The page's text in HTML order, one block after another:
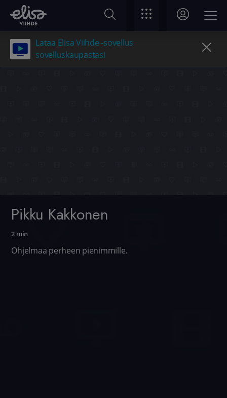
Lataa Elisa Viihde -sovellus
sovelluskaupastasi
Pikku Kakkonen
2 min
Ohjelmaa perheen pienimmille.